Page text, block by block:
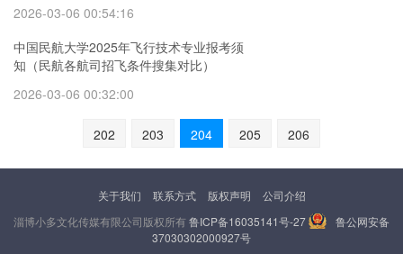
2026-03-06 00:54:16
中国民航大学2025年飞行技术专业报考须
知（民航各航司招飞条件搜集对比）
2026-03-06 00:32:00
202 203 204 205 206
关于我们 联系方式 版权声明
公司介绍
淄博小多文化传媒有限公司版权所有鲁ICP备16035141号-27
鲁公网安备
37030302000927号